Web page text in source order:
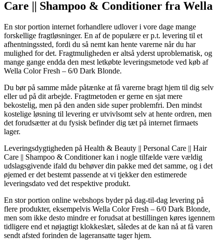
Care || Shampoo & Conditioner fra Wella
En stor portion internet forhandlere udlover i vore dage mange
forskellige fragtløsninger. En af de populære er p.t. levering til et
afhentningssted, fordi du så nemt kan hente varerne når du har
mulighed for det. Fragtmuligheden er altså yderst uproblematisk, og
mange gange endda den mest letkøbte leveringsmetode ved køb af
Wella Color Fresh – 6/0 Dark Blonde.
Du bør på samme måde påtænke at få varerne bragt hjem til dig selv
eller ud på dit arbejde. Fragtmetoden er gerne en sjat mere
bekostelig, men på den anden side super problemfri. Den mindst
kostelige løsning til levering er utvivlsomt selv at hente ordren, men
det forudsætter at du fysisk befinder dig tæt på internet firmaets
lager.
Leveringsdygtigheden på Health & Beauty || Personal Care || Hair
Care || Shampoo & Conditioner kan i nogle tilfælde være vældig
udslagsgivende ifald du behøver din pakke med det samme, og i det
øjemed er det bestemt passende at vi tjekker den estimerede
leveringsdato ved det respektive produkt.
En stor portion online webshops byder på dag-til-dag levering på
flere produkter, eksempelvis Wella Color Fresh – 6/0 Dark Blonde,
men som ikke desto mindre er forudsat at bestillingen køres igennem
tidligere end et nøjagtigt klokkeslæt, således at de kan nå at få varen
sendt afsted forinden de lageransatte tager hjem.